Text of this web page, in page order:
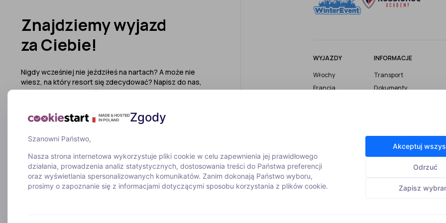
Znajdziemy wyjazd
za Ciebie!
Nigdy wcześniej nie jeździłeś na nartach? A może nie
wiesz, na który resort się zdecydować? Napisz do nas,
ze wszystkim Ci pomożemy!
Wypełnij formularz
Wolisz porozmawiać?
52 307 66 88
WYJAZDY
Włochy
Francja
instruktorem
INFORMACJE
Transport
Dokumenty
Gwarancyjny
Informacje i porady
Zgody
Szanowni Państwo,
Nasza strona internetowa wykorzystuje pliki cookie w celu zapewnienia jej prawidłowego
działania, prowadzenia analiz statystycznych, dostosowania treści do Państwa preferencji
oraz wyświetlania spersonalizowanych komunikatów. Zanim dokonają Państwo wyboru,
prosimy o zapoznanie się z informacjami dotyczącymi sposobu korzystania z plików cookie.
Akceptuj
Odrzuć
Zapisz